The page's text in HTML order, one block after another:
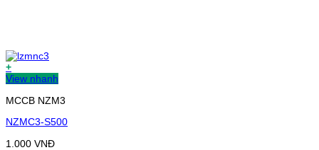
+
View nhanh
MCCB NZM3
NZMC3-S500
1.000 VNĐ